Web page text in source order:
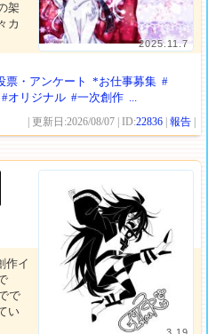
2025.11.7
架
カ
票・アンケート *お仕事募集 #
#オリジナル #一次創作 ...
| 更新日:2026/08/07 | ID:22836 |報告
作イ
で
い